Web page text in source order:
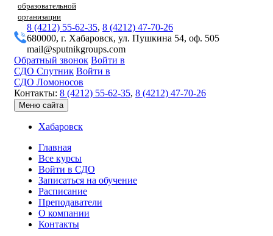
образовательной
организации
8 (4212) 55-62-35, 8 (4212) 47-70-26
680000, г. Хабаровск, ул. Пушкина 54, оф. 505
mail@sputnikgroups.com
Обратный звонок Войти в
СДО Спутник Войти в
СДО Ломоносов
Контакты: 8 (4212) 55-62-35, 8 (4212) 47-70-26
Меню сайта
Хабаровск
Главная
Все курсы
Войти в СДО
Записаться на обучение
Расписание
Преподаватели
О компании
Контакты